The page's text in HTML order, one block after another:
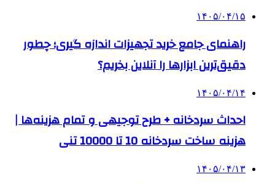
۱۴۰۵/۰۴/۱۵
راهنمای جامع خرید تجهیزات اندازه گیری؛ چطور
دقیق‌ترین ابزارها را آنلاین بخریم؟
۱۴۰۵/۰۴/۱۴
احداث سردخانه + طرح توجیهی و تمام هزینه‌ها |
هزینه ساخت سردخانه 10 تا 10000 تنی
۱۴۰۵/۰۴/۱۳